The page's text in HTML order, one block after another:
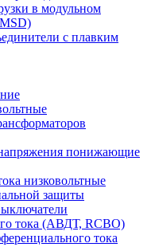
в модульном
с плавким
понижающие
низковольтные
защиты
тока (АВДТ, RCBO)
тока